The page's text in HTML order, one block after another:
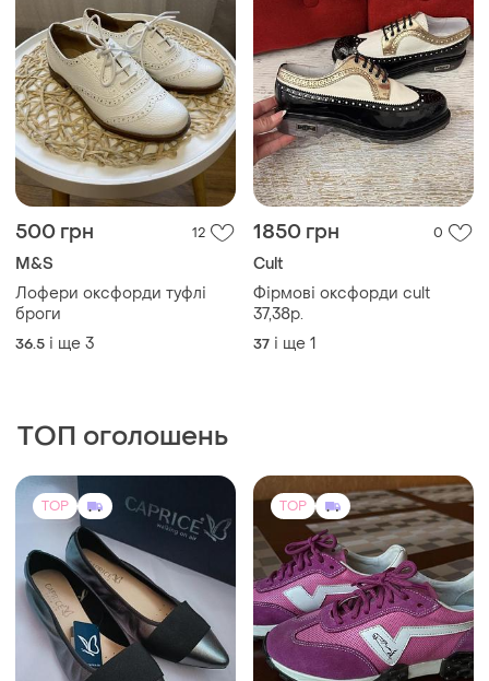
500 грн 12
M&S
Лофери оксфорди туфлі
броги
36.5 і ще 3
1850 грн 0
Cult
Фірмові оксфорди cult
37,38р.
37 і ще 1
ТОП оголошень
TOP TOP